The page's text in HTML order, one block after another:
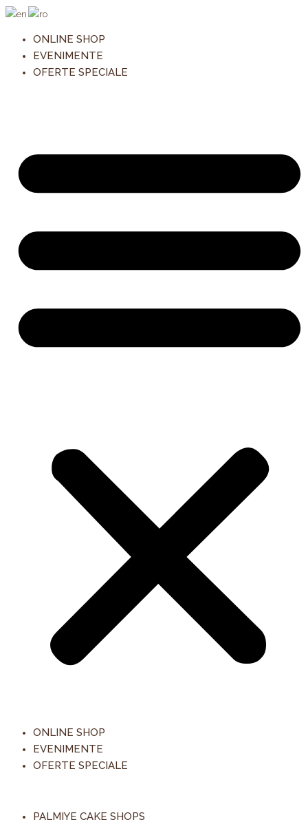
Skip
contentONLINE SHOP
EVENIMENTE
OFERTE SPECIALE
ONLINE SHOP
EVENIMENTE
OFERTE SPECIALE
PALMIYE CAKE SHOPS
Products
search
Cantitate
Tort